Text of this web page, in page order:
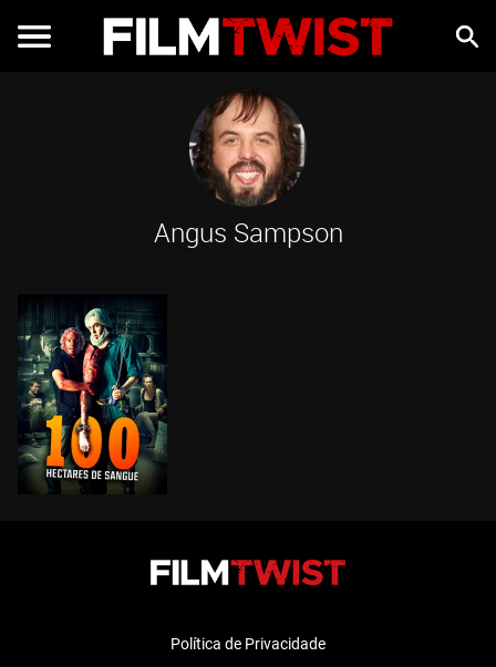
Angus Sampson
Política de Privacidade